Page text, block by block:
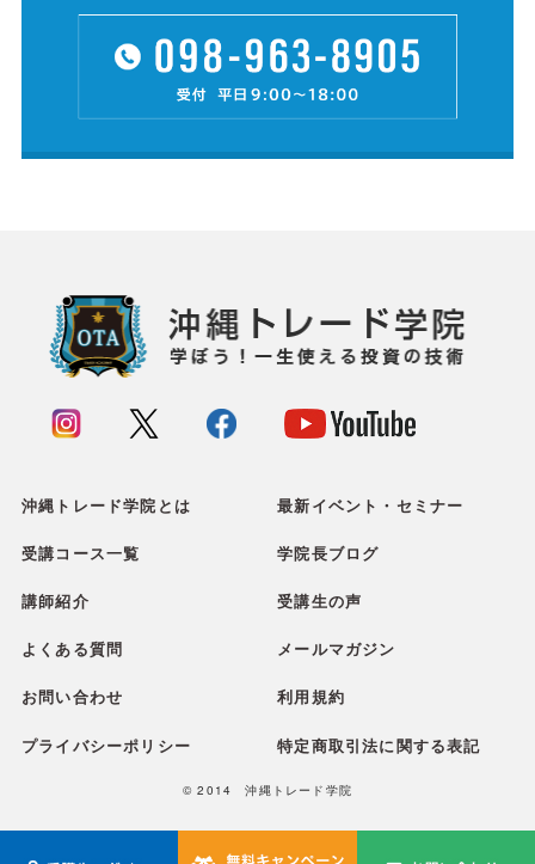
沖縄トレード学院とは 最新イベント・セミナー
受講コース一覧 学院長ブログ
講師紹介 受講生の声
よくある質問 メールマガジン
お問い合わせ 利用規約
プライバシーポリシー 特定商取引法に関する表記
© 2014 沖縄トレード学院